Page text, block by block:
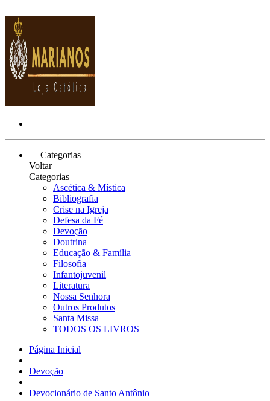
Categorias
Voltar
Categorias
Ascética & Mística
Bibliografia
Crise na Igreja
Defesa da Fé
Devoção
Doutrina
Educação & Família
Filosofia
Infantojuvenil
Literatura
Nossa Senhora
Outros Produtos
Santa Missa
TODOS OS LIVROS
Página Inicial
Devoção
Devocionário de Santo Antônio